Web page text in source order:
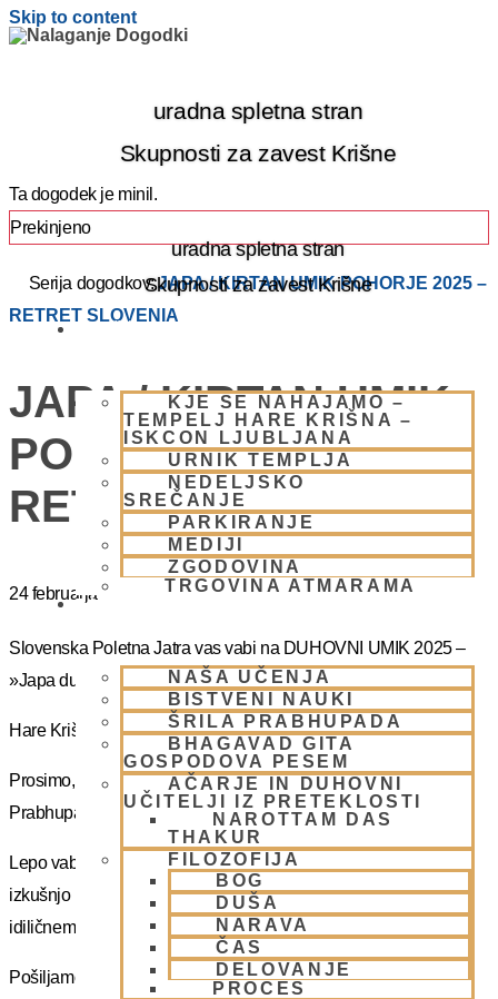
Skip to content
uradna spletna stran
Skupnosti za zavest Krišne
uradna spletna stran
Skupnosti za zavest Krišne
KJE SE NAHAJAMO –
TEMPELJ HARE KRIŠNA –
ISKCON LJUBLJANA
URNIK TEMPLJA
NEDELJSKO
SREČANJE
PARKIRANJE
MEDIJI
ZGODOVINA
TRGOVINA ATMARAMA
BHAKTI JOGA
NAŠA UČENJA
BISTVENI NAUKI
ŠRILA PRABHUPADA
BHAGAVAD GITA
GOSPODOVA PESEM
AČARJE IN DUHOVNI
UČITELJI IZ PRETEKLOSTI
NAROTTAM DAS
THAKUR
FILOZOFIJA
BOG
DUŠA
NARAVA
ČAS
DELOVANJE
PROCES
Ta dogodek je minil.
Prekinjeno
Serija dogodkov:JAPA / KIRTAN UMIK POHORJE 2025 –
RETRET SLOVENIA
JAPA / KIRTAN UMIK
POHORJE 2025 –
RETRET SLOVENIA
24 februarja
Slovenska Poletna Jatra vas vabi na DUHOVNI UMIK 2025 –
»Japa duhovni umik z NM Mahatmo prabhujem
Hare Krišna, dragi bhakte!
Prosimo, sprejmite naše ponižno spoštovanje! Vsa slava Šrila
Prabhupadu!
Lepo vabljeni na 5-dnevno nepozabno transcendentalno
izkušnjo na DUHOVNI UMIK, ki bo potekal sredi gozdov na
idiličnem Pohorju.
Pošiljamo vam samo osnovno informacijo tako da si lahko